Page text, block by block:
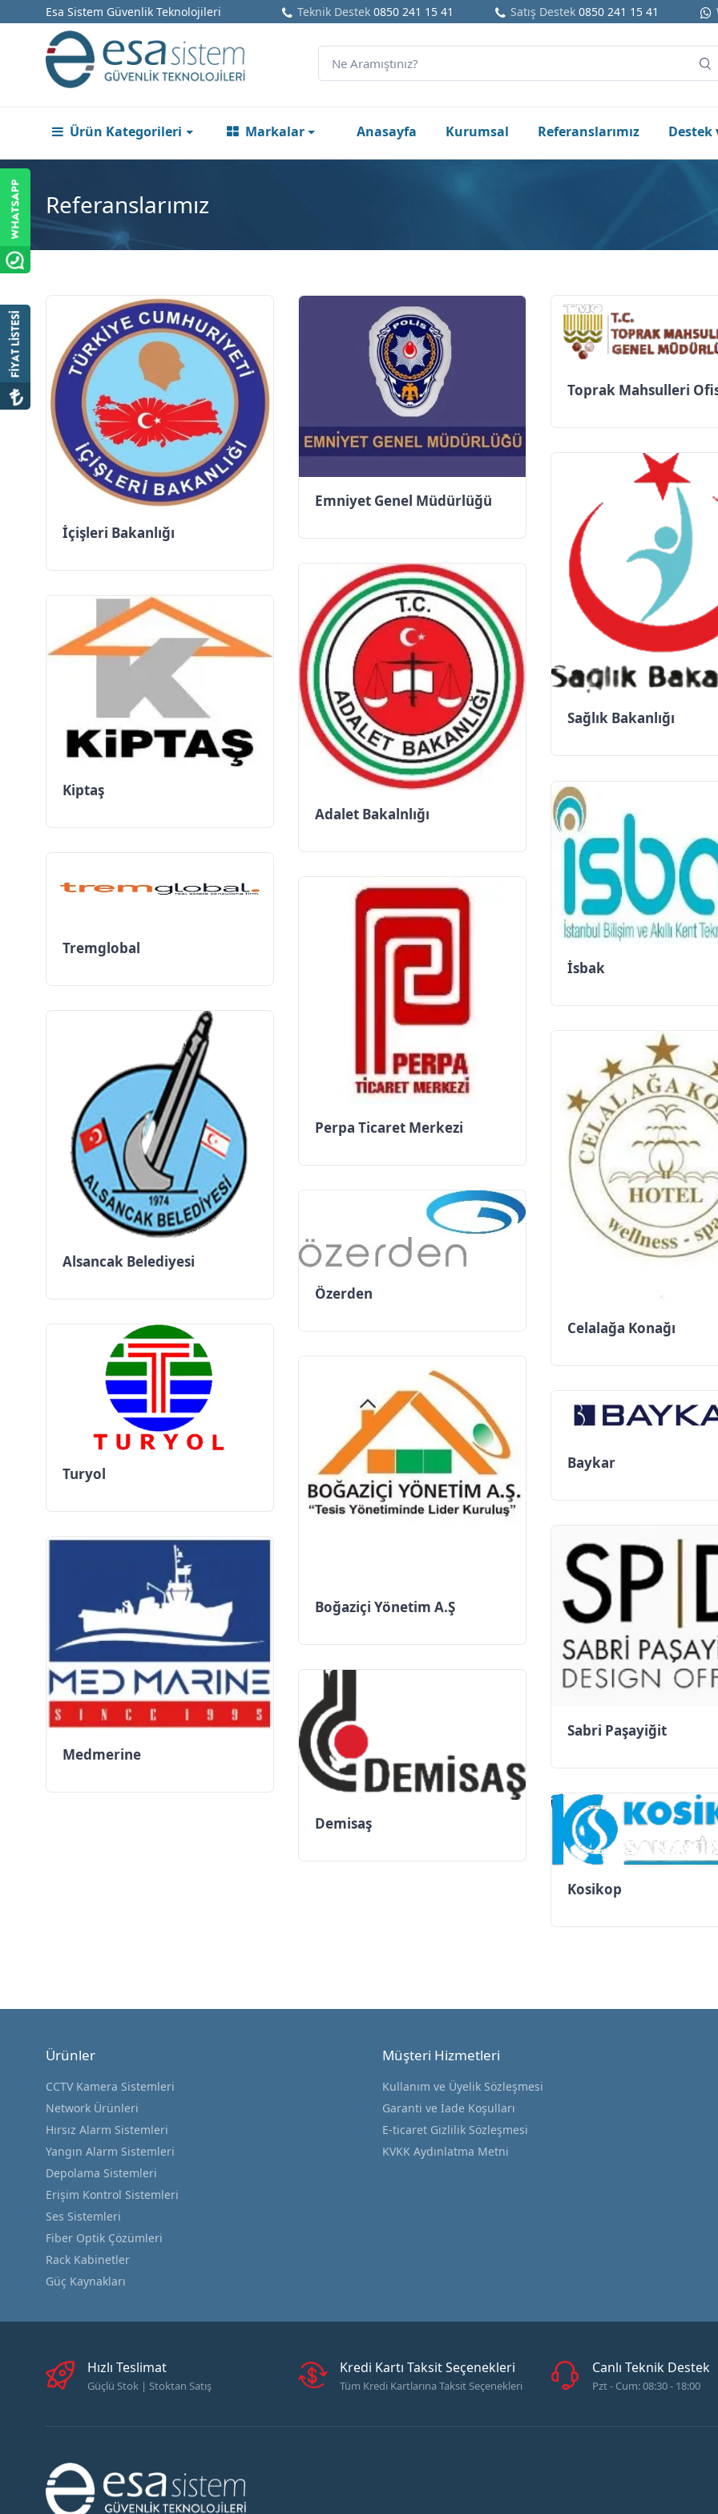
Esa Sistem Güvenlik Teknolojileri Teknik Destek 0850 241 15 41 Satış Destek 0850 241 15 41
Ürün Kategorileri Markalar Anasayfa Kurumsal Referanslarımız Destek
Referanslarımız
İçişleri Bakanlığı
Emniyet Genel Müdürlüğü
Toprak Mahsulleri
Sağlık Bakanlığı
Adalet Bakalnlığı
Kiptaş
İsbak
Tremglobal
Perpa Ticaret Merkezi
Alsancak Belediyesi
Celalağa Konağı
Özerden
Turyol
Boğaziçi Yönetim A.Ş
Baykar
Sabri Paşayiğit
Medmerine
Demisaş
Kosikop
Ürünler
CCTV Kamera Sistemleri
Network Ürünleri
Hırsız Alarm Sistemleri
Yangın Alarm Sistemleri
Depolama Sistemleri
Erişim Kontrol Sistemleri
Ses Sistemleri
Fiber Optik Çözümleri
Rack Kabinetler
Güç Kaynakları
Müşteri Hizmetleri
Kullanım ve Üyelik Sözleşmesi
Garanti ve İade Koşulları
E-ticaret Gizlilik Sözleşmesi
KVKK Aydınlatma Metni
Hızlı Teslimat
Güçlü Stok | Stoktan Satış
Kredi Kartı Taksit Seçenekleri
Tüm Kredi Kartlarına Taksit Seçenekleri
Canlı Teknik Destek
Pzt - Cum: 08:30 - 18:00